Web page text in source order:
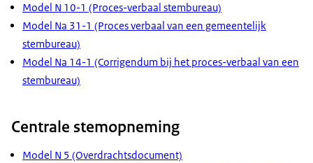
Model N 10-1 (Proces-verbaal stembureau)
Model Na 31-1 (Proces verbaal van een gemeentelijk
stembureau)
Model Na 14-1 (Corrigendum bij het proces-verbaal van een
stembureau)
Centrale stemopneming
Model N 5 (Overdrachtsdocument)